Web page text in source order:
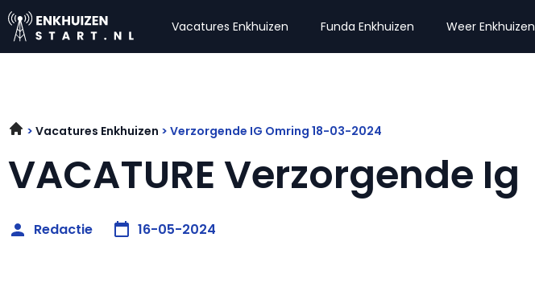
Vacatures Enkhuizen Funda Enkhuizen Weer Enkhuizen
Vacatures Enkhuizen Verzorgende IG Omring 18-03-2024
VACATURE Verzorgende Ig
Redactie 16-05-2024